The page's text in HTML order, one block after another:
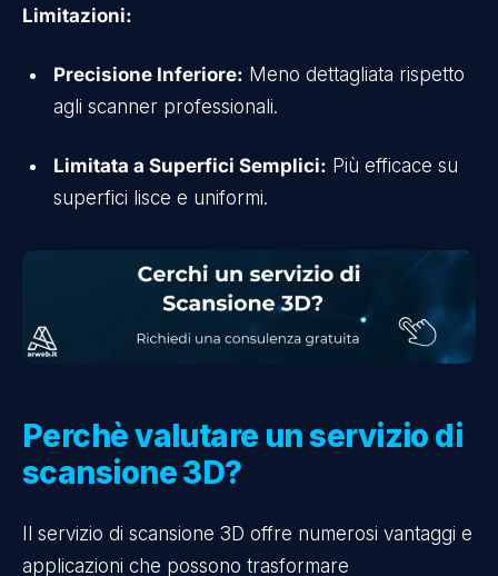
Limitazioni:
Precisione Inferiore: Meno dettagliata rispetto
agli scanner professionali.
Limitata a Superfici Semplici: Più efficace su
superfici lisce e uniformi.
Perchè valutare un servizio di
scansione 3D?
Il servizio di scansione 3D offre numerosi vantaggi e
applicazioni che possono trasformare